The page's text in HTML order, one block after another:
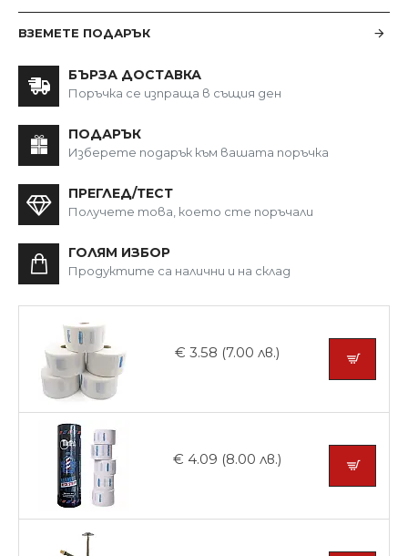
ВЗЕМЕТЕ ПОДАРЪК
БЪРЗА ДОСТАВКА
Поръчка се изпраща в същия ден
ПОДАРЪК
Изберете подарък към вашата поръчка
ПРЕГЛЕД/ТЕСТ
Получете това, което сте поръчали
ГОЛЯМ ИЗБОР
Продуктите са налични и на склад
€ 3.58 (7.00 лв.)
€ 4.09 (8.00 лв.)